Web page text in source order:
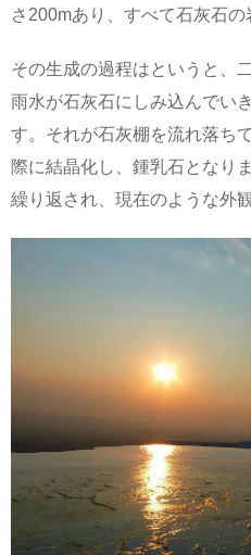
さ200mあり、すべて石灰石の
その生成の過程はというと、
雨水が石灰石にしみ込んでい
す。それが石灰棚を流れ落ち
際に結晶化し、鍾乳石となり
繰り返され、現在のような外